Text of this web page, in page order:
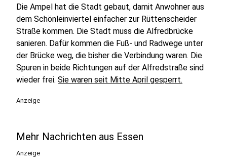
Die Ampel hat die Stadt gebaut, damit Anwohner aus
dem Schönleinviertel einfacher zur Rüttenscheider
Straße kommen. Die Stadt muss die Alfredbrücke
sanieren. Dafür kommen die Fuß- und Radwege unter
der Brücke weg, die bisher die Verbindung waren. Die
Spuren in beide Richtungen auf der Alfredstraße sind
wieder frei. Sie waren seit Mitte April gesperrt.
Anzeige
Mehr Nachrichten aus Essen
Anzeige